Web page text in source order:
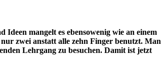
mangelt es ebensowenig wie an einem
zwei anstatt alle zehn Finger benutzt. Man
Lehrgang zu besuchen. Damit ist jetzt